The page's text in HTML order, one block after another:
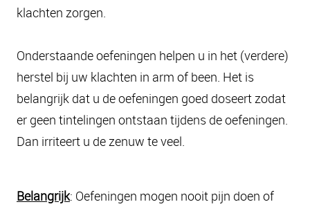
klachten zorgen.
Onderstaande oefeningen helpen u in het (verdere)
herstel bij uw klachten in arm of been. Het is
belangrijk dat u de oefeningen goed doseert zodat
er geen tintelingen ontstaan tijdens de oefeningen.
Dan irriteert u de zenuw te veel.
Belangrijk: Oefeningen mogen nooit pijn doen of